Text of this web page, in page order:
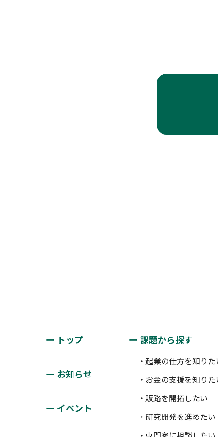
トップ
お知らせ
イベント
課題から探す
・起業の仕方を知りた
・お金の支援を知りた
・販路を開拓したい
・研究開発を進めたい